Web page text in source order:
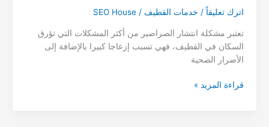
اترك تعليقاً / خدمات القطيف /
SEO House
تعتبر مشكلة انتشار الصراصير من أكثر المشكلات التي تؤرق
السكان في القطيف، فهي تسبب إزعاجا كبيرا بالإضافة إلى
الأضرار الصحية
شركة
قراءة المزيد »